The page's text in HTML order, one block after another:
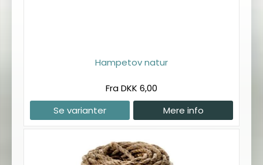
Hampetov natur
Fra DKK 6,00
Se varianter
Mere info